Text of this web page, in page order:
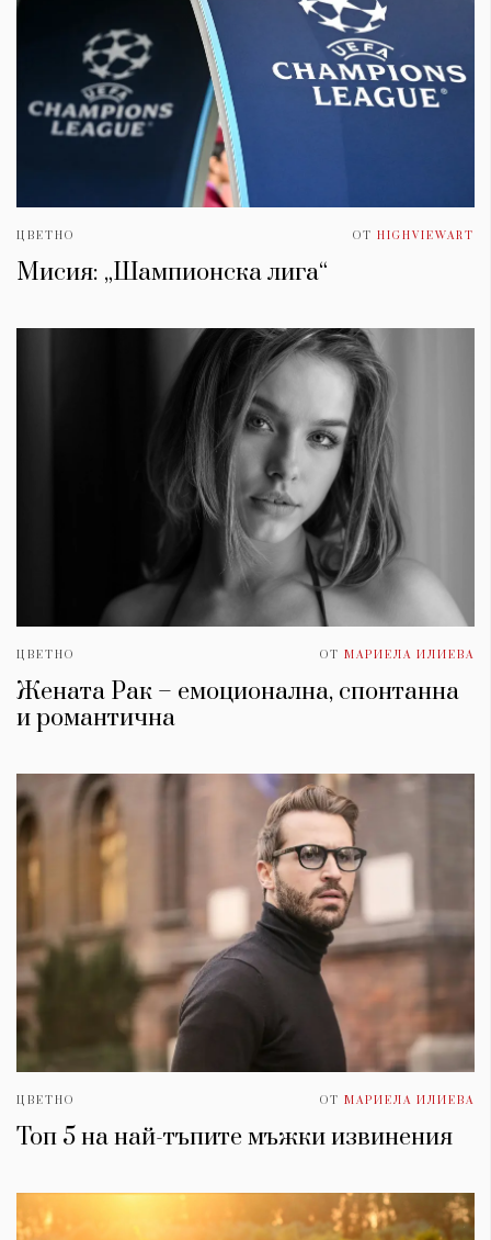
ЦВЕТНО ОТ HIGHVIEWART
Мисия: „Шампионска лига“
ЦВЕТНО ОТ МАРИЕЛА ИЛИЕВА
Жената Рак – емоционална, спонтанна
и романтична
ЦВЕТНО ОТ МАРИЕЛА ИЛИЕВА
Топ 5 на най-тъпите мъжки извинения